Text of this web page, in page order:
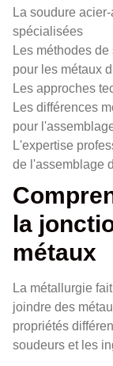
La soudure
spécialisées
Les méthodes
pour les métaux
Les approches
Les différences
pour
L'expertise
de l'assemblage
la
métaux
La métallurgie
joindre des
propriétés
soudeurs et les